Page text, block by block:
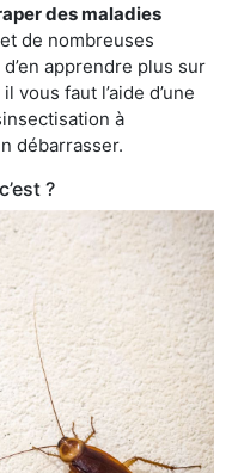
des maladies
de nombreuses
apprendre plus sur
vous faut l’aide d’une
à
débarrasser.
?